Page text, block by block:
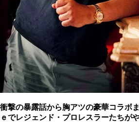
衝撃の暴露話から胸アツの豪華コラボ
ｅでレジェンド・プロレスラーたちが